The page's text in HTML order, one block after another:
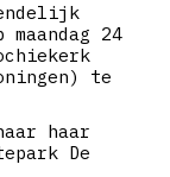
24
te
haar
De